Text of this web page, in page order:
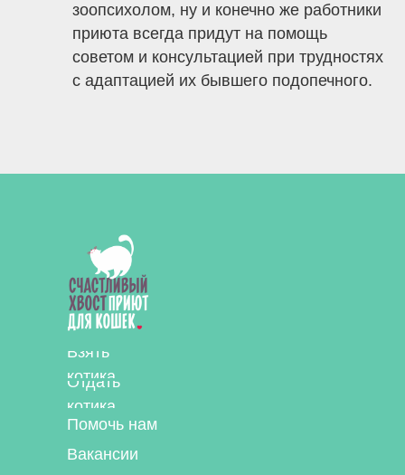
зоопсихолом, ну и конечно же работники
приюта всегда придут на помощь
советом и консультацией при трудностях
с адаптацией их бывшего подопечного.
Взять
котика
Отдать
котика
Помочь нам
Вакансии